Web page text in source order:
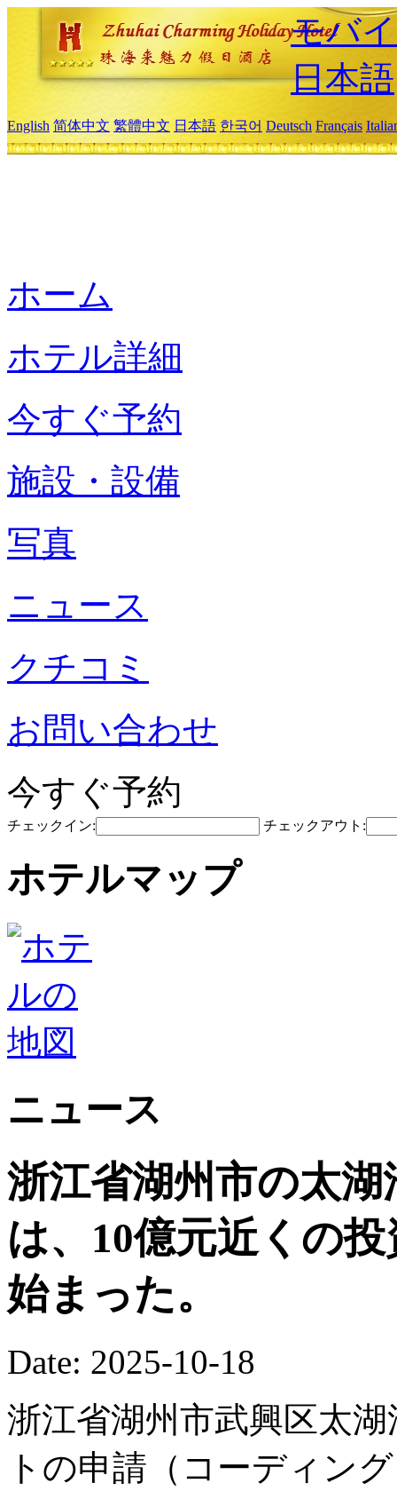
モバ
日本語
English 简体中文 繁體中文 日本語 한국어 Deutsch Français
ホーム
ホテル詳細
今すぐ予約
施設・設備
写真
ニュース
クチコミ
お問い合わせ
今すぐ予約
チェックイン: チェックアウト:
ホテルマップ
ニュース
浙江省湖州市の太
は、10億元近くの
始まった。
Date: 2025-10-18
浙江省湖州市武興区太
トの申請（コーディン